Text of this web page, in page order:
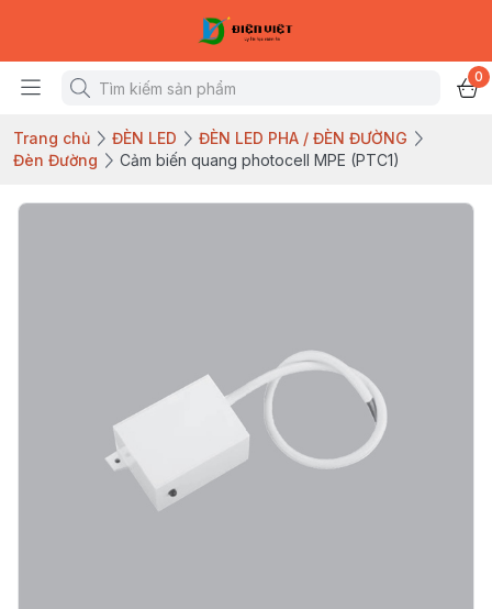
0
Trang chủ ĐÈN LED
ĐÈN LED PHA / ĐÈN ĐƯỜNG
Đèn Đường
Cảm biến quang photocell MPE (PTC1)